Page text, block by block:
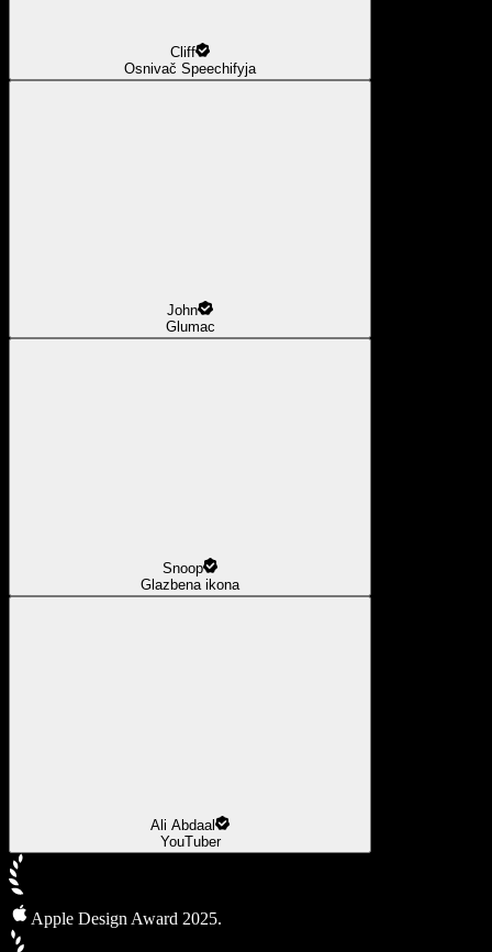
Cliff
Osnivač Speechifyja
John
Glumac
Snoop
Glazbena ikona
Ali Abdaal
YouTuber
Apple Design Award 2025.